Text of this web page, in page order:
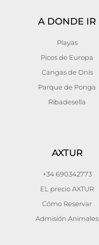
A DONDE IR
Playas
Picos de Europa
Cangas de Onís
Parque de Ponga
Ribadesella
AXTUR
+34 690342773
EL precio AXTUR
Cómo Reservar
Admisión Animales